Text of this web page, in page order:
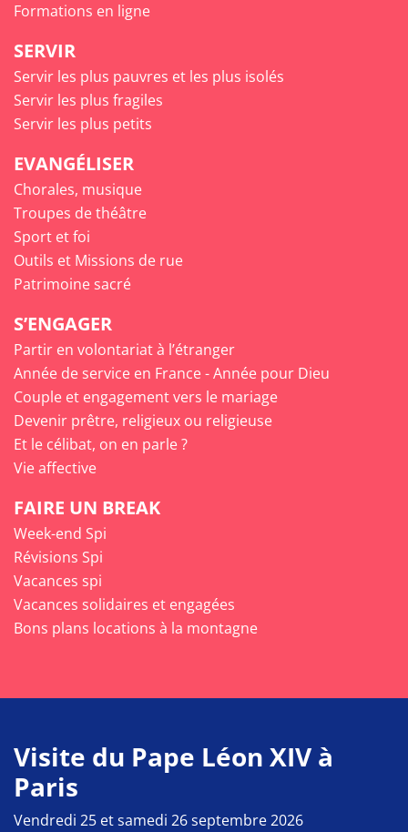
Formations en ligne
SERVIR
Servir les plus pauvres et les plus isolés
Servir les plus fragiles
Servir les plus petits
EVANGÉLISER
Chorales, musique
Troupes de théâtre
Sport et foi
Outils et Missions de rue
Patrimoine sacré
S’ENGAGER
Partir en volontariat à l’étranger
Année de service en France - Année pour Dieu
Couple et engagement vers le mariage
Devenir prêtre, religieux ou religieuse
Et le célibat, on en parle ?
Vie affective
FAIRE UN BREAK
Week-end Spi
Révisions Spi
Vacances spi
Vacances solidaires et engagées
Bons plans locations à la montagne
Visite du Pape Léon XIV à
Paris
Vendredi 25 et samedi 26 septembre 2026